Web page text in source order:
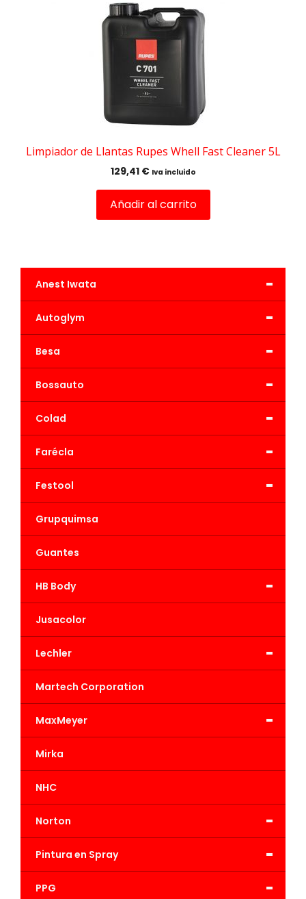
Limpiador de Llantas Rupes Whell Fast Cleaner 5L
129,41 € Iva incluido
Añadir al carrito
-
Anest Iwata
-
Autoglym
-
Besa
-
Bossauto
-
Colad
-
Farécla
-
Festool
Grupquimsa
Guantes
-
HB Body
Jusacolor
-
Lechler
Martech Corporation
-
MaxMeyer
Mirka
NHC
-
Norton
-
Pintura en Spray
-
PPG